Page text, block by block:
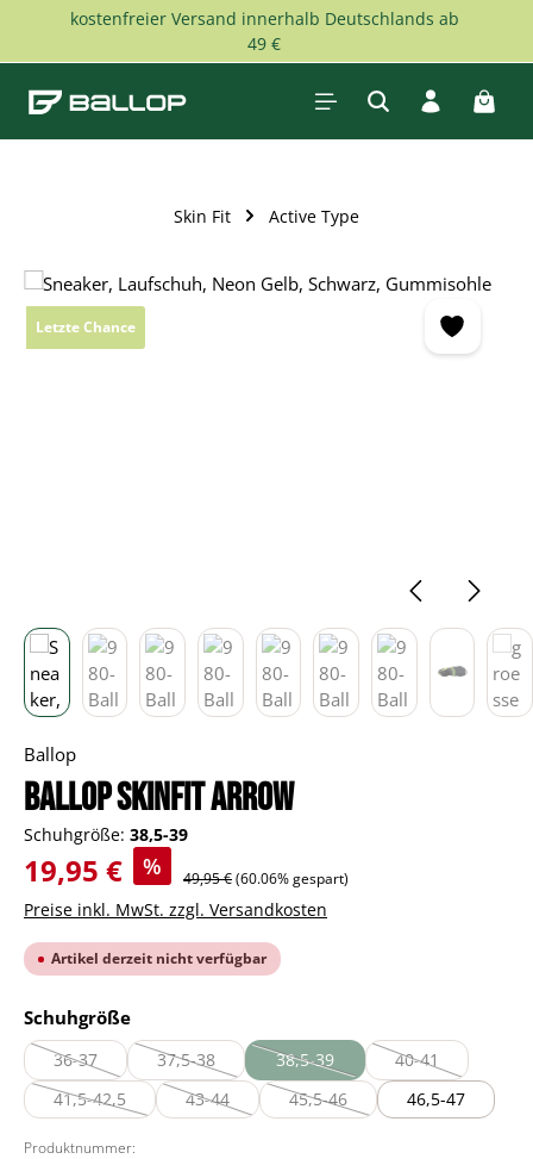
Zum Hauptinhalt springen
kostenfreier Versand innerhalb Deutschlands ab
49 €
Skin Fit Active Type
Bildergalerie überspringen
Letzte Chance
Ballop
BALLOP Skinfit Arrow
Schuhgröße: 38,5-39
Verkaufspreis:
19,95 € % Regulärer Preis:
49,95 €(60.06% gespart)
Preise inkl. MwSt. zzgl. Versandkosten
Artikel derzeit nicht verfügbar
Schuhgrößeauswählen
36-37
(Diese Option ist zurzeit nicht verfügbar.)
37,5-38
(Diese Option ist zurzeit nicht verfügbar.)
38,5-39
(Diese Option ist zurzeit nicht
40-41
(Diese Option
41,5-42,5
(Diese Option ist zurzeit nicht verfügbar.)
43-44
(Diese Option ist zurzeit nicht verfügbar.)
45,5-46
(Diese Option ist zurzeit nicht
46,5-47
Produktnummer: